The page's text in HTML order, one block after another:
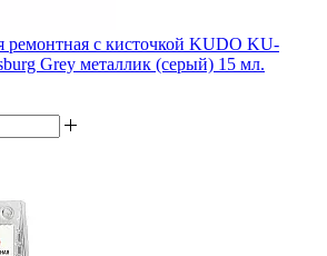
ремонтная с кисточкой KUDO KU-
Grey металлик (серый) 15 мл.